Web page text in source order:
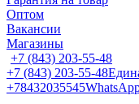
Оптом
Вакансии
Магазины
+7 (843) 203-55-48
+7 (843) 203-55-48
+78432035545